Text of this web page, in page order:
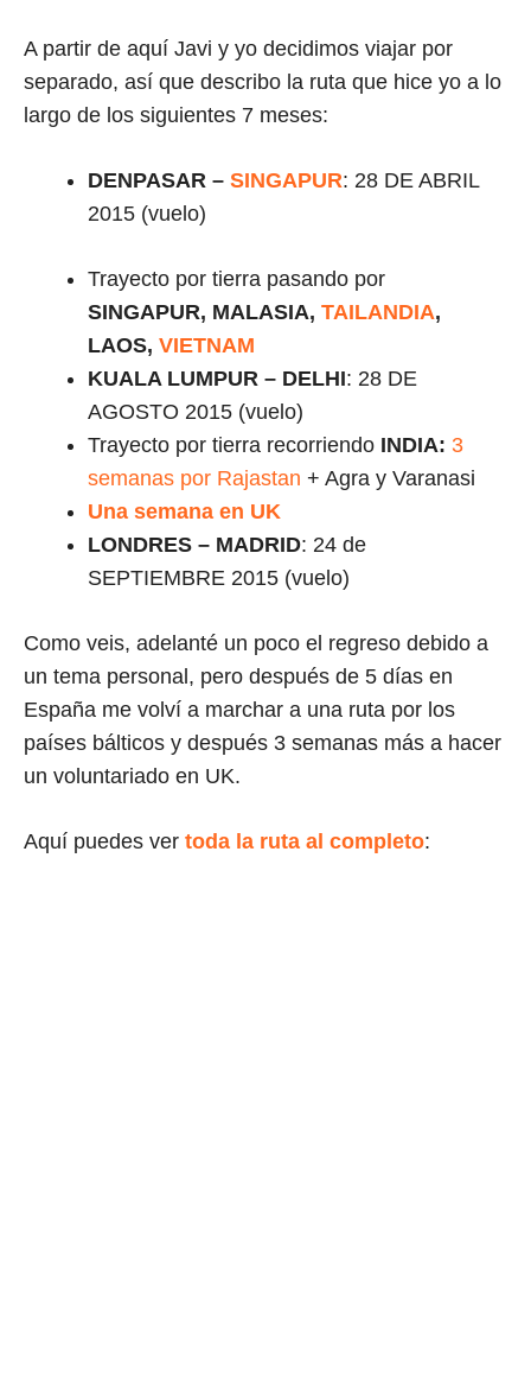
A partir de aquí Javi y yo decidimos viajar por
separado, así que describo la ruta que hice yo a lo
largo de los siguientes 7 meses:
DENPASAR – SINGAPUR: 28 DE ABRIL
2015 (vuelo)
Trayecto por tierra pasando por
SINGAPUR, MALASIA, TAILANDIA,
LAOS, VIETNAM
KUALA LUMPUR – DELHI: 28 DE
AGOSTO 2015 (vuelo)
Trayecto por tierra recorriendo INDIA: 3
semanas por Rajastan + Agra y Varanasi
Una semana en UK
LONDRES – MADRID: 24 de
SEPTIEMBRE 2015 (vuelo)
Como veis, adelanté un poco el regreso debido a
un tema personal, pero después de 5 días en
España me volví a marchar a una ruta por los
países bálticos y después 3 semanas más a hacer
un voluntariado en UK.
Aquí puedes ver toda la ruta al completo: